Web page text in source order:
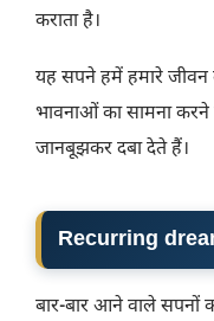
कराता है।
यह सपने हमें हमारे
भावनाओं का सामना
जानबूझकर दबा देते हैं।
Recurring
बार-बार आने वाले सपनों